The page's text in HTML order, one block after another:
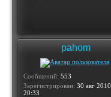
pahom
Сообщений: 553
Зарегистрирован: 30 авг 2010,
20:33